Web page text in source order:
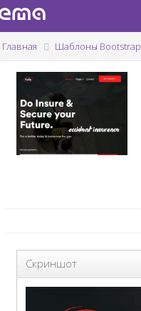
Главная Шаблоны Bootstrap
Скриншот